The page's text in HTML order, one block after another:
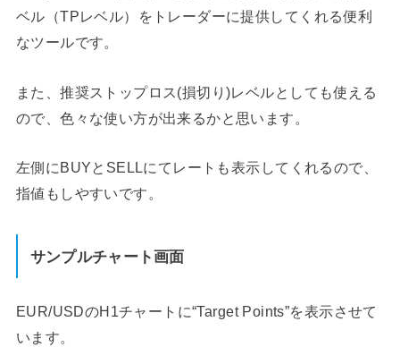
ベル（TPレベル）をトレーダーに提供してくれる便利
なツールです。
また、推奨ストップロス(損切り)レベルとしても使える
ので、色々な使い方が出来るかと思います。
左側にBUYとSELLにてレートも表示してくれるので、
指値もしやすいです。
サンプルチャート画面
EUR/USDのH1チャートに“Target Points”を表示させて
います。